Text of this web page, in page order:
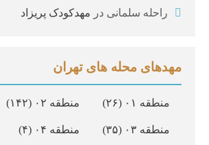
راحله سلمانی در مهدکودک پریزاد
مهدهای محله های تهران
منطقه ۰۱ (۲۶) منطقه ۰۲ (۱۴۲)
منطقه ۰۳ (۳۵) منطقه ۰۴ (۴)